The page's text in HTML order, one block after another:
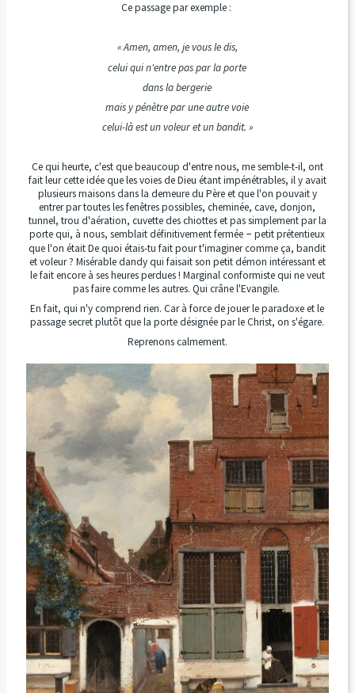
Ce passage par exemple :
« Amen, amen, je vous le dis,
celui qui n'entre pas par la porte
dans la bergerie
mais y pénètre par une autre voie
celui-là est un voleur et un bandit. »
Ce qui heurte, c'est que beaucoup d'entre nous, me semble-t-il, ont
fait leur cette idée que les voies de Dieu étant impénétrables, il y avait
plusieurs maisons dans la demeure du Père et que l'on pouvait y
entrer par toutes les fenêtres possibles, cheminée, cave, donjon,
tunnel, trou d'aération, cuvette des chiottes et pas simplement par la
porte qui, à nous, semblait définitivement fermée – petit prétentieux
que l'on était De quoi étais-tu fait pour t'imaginer comme ça, bandit
et voleur ? Misérable dandy qui faisait son petit démon intéressant et
le fait encore à ses heures perdues ! Marginal conformiste qui ne veut
pas faire comme les autres. Qui crâne l'Evangile.
En fait, qui n'y comprend rien. Car à force de jouer le paradoxe et le
passage secret plutôt que la porte désignée par le Christ, on s'égare.
Reprenons calmement.